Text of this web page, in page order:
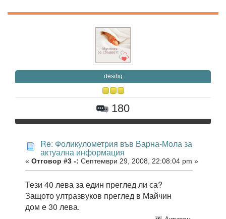
desihg
180
Re: Фоликулометрия във Варна-Мола за
актуална информация
« Отговор #3 -: Септември 29, 2008, 22:08:04 pm »
Тези 40 лева за един преглед ли са?
Защото ултразвуков преглед в Майчин
дом е 30 лева.